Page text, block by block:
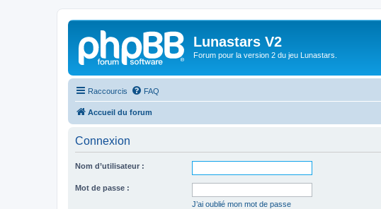
Lunastars V2
Forum pour la version 2 du jeu Lunastars.
Raccourcis FAQ
Accueil du forum
Connexion
Nom d’utilisateur :
Mot de passe :
J’ai oublié mon mot de passe